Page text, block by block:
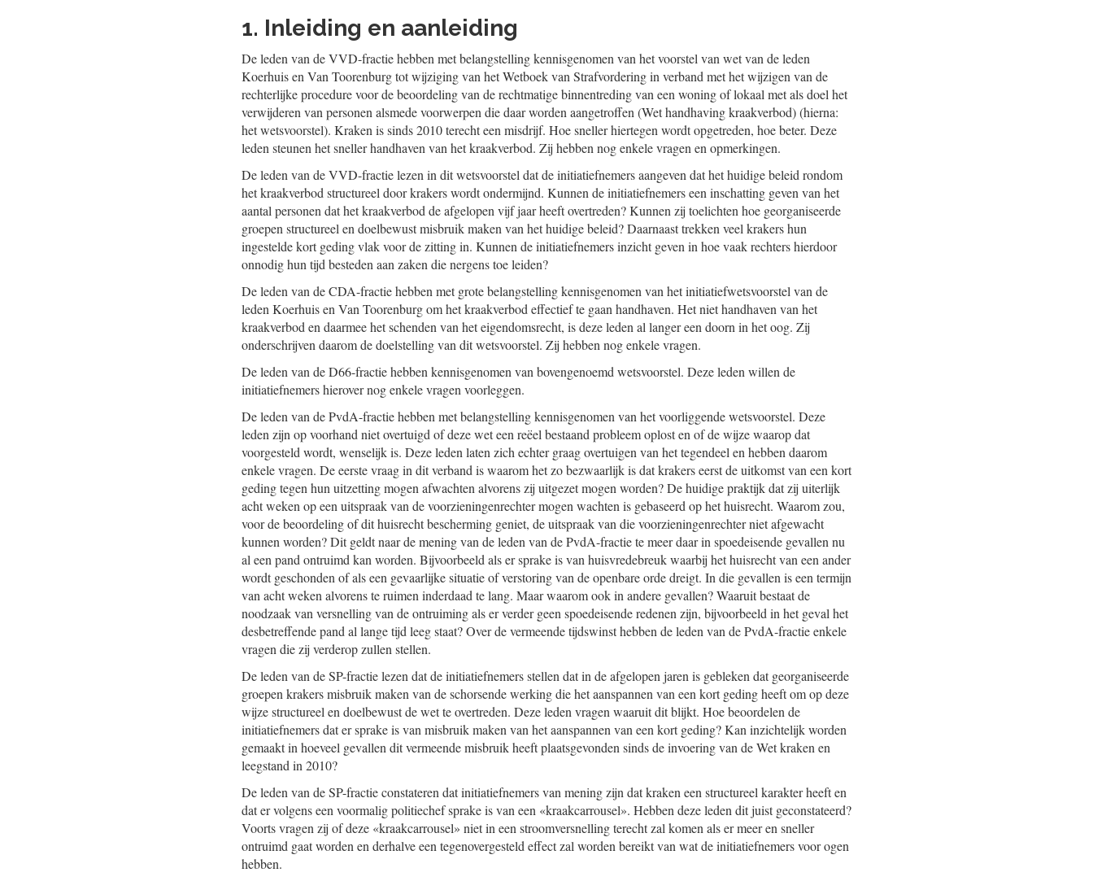
1. Inleiding en aanleiding
De leden van de VVD-fractie hebben met belangstelling kennisgenomen van het voorstel van wet van de leden
Koerhuis en Van Toorenburg tot wijziging van het Wetboek van Strafvordering in verband met het wijzigen van de
rechterlijke procedure voor de beoordeling van de rechtmatige binnentreding van een woning of lokaal met als doel het
verwijderen van personen alsmede voorwerpen die daar worden aangetroffen (Wet handhaving kraakverbod) (hierna:
het wetsvoorstel). Kraken is sinds 2010 terecht een misdrijf. Hoe sneller hiertegen wordt opgetreden, hoe beter. Deze
leden steunen het sneller handhaven van het kraakverbod. Zij hebben nog enkele vragen en opmerkingen.
De leden van de VVD-fractie lezen in dit wetsvoorstel dat de initiatiefnemers aangeven dat het huidige beleid rondom
het kraakverbod structureel door krakers wordt ondermijnd. Kunnen de initiatiefnemers een inschatting geven van het
aantal personen dat het kraakverbod de afgelopen vijf jaar heeft overtreden? Kunnen zij toelichten hoe georganiseerde
groepen structureel en doelbewust misbruik maken van het huidige beleid? Daarnaast trekken veel krakers hun
ingestelde kort geding vlak voor de zitting in. Kunnen de initiatiefnemers inzicht geven in hoe vaak rechters hierdoor
onnodig hun tijd besteden aan zaken die nergens toe leiden?
De leden van de CDA-fractie hebben met grote belangstelling kennisgenomen van het initiatiefwetsvoorstel van de
leden Koerhuis en Van Toorenburg om het kraakverbod effectief te gaan handhaven. Het niet handhaven van het
kraakverbod en daarmee het schenden van het eigendomsrecht, is deze leden al langer een doorn in het oog. Zij
onderschrijven daarom de doelstelling van dit wetsvoorstel. Zij hebben nog enkele vragen.
De leden van de D66-fractie hebben kennisgenomen van bovengenoemd wetsvoorstel. Deze leden willen de
initiatiefnemers hierover nog enkele vragen voorleggen.
De leden van de PvdA-fractie hebben met belangstelling kennisgenomen van het voorliggende wetsvoorstel. Deze
leden zijn op voorhand niet overtuigd of deze wet een reëel bestaand probleem oplost en of de wijze waarop dat
voorgesteld wordt, wenselijk is. Deze leden laten zich echter graag overtuigen van het tegendeel en hebben daarom
enkele vragen. De eerste vraag in dit verband is waarom het zo bezwaarlijk is dat krakers eerst de uitkomst van een kort
geding tegen hun uitzetting mogen afwachten alvorens zij uitgezet mogen worden? De huidige praktijk dat zij uiterlijk
acht weken op een uitspraak van de voorzieningenrechter mogen wachten is gebaseerd op het huisrecht. Waarom zou,
voor de beoordeling of dit huisrecht bescherming geniet, de uitspraak van die voorzieningenrechter niet afgewacht
kunnen worden? Dit geldt naar de mening van de leden van de PvdA-fractie te meer daar in spoedeisende gevallen nu
al een pand ontruimd kan worden. Bijvoorbeeld als er sprake is van huisvredebreuk waarbij het huisrecht van een ander
wordt geschonden of als een gevaarlijke situatie of verstoring van de openbare orde dreigt. In die gevallen is een termijn
van acht weken alvorens te ruimen inderdaad te lang. Maar waarom ook in andere gevallen? Waaruit bestaat de
noodzaak van versnelling van de ontruiming als er verder geen spoedeisende redenen zijn, bijvoorbeeld in het geval het
desbetreffende pand al lange tijd leeg staat? Over de vermeende tijdswinst hebben de leden van de PvdA-fractie enkele
vragen die zij verderop zullen stellen.
De leden van de SP-fractie lezen dat de initiatiefnemers stellen dat in de afgelopen jaren is gebleken dat georganiseerde
groepen krakers misbruik maken van de schorsende werking die het aanspannen van een kort geding heeft om op deze
wijze structureel en doelbewust de wet te overtreden. Deze leden vragen waaruit dit blijkt. Hoe beoordelen de
initiatiefnemers dat er sprake is van misbruik maken van het aanspannen van een kort geding? Kan inzichtelijk worden
gemaakt in hoeveel gevallen dit vermeende misbruik heeft plaatsgevonden sinds de invoering van de Wet kraken en
leegstand in 2010?
De leden van de SP-fractie constateren dat initiatiefnemers van mening zijn dat kraken een structureel karakter heeft en
dat er volgens een voormalig politiechef sprake is van een «kraakcarrousel». Hebben deze leden dit juist geconstateerd?
Voorts vragen zij of deze «kraakcarrousel» niet in een stroomversnelling terecht zal komen als er meer en sneller
ontruimd gaat worden en derhalve een tegenovergesteld effect zal worden bereikt van wat de initiatiefnemers voor ogen
hebben.